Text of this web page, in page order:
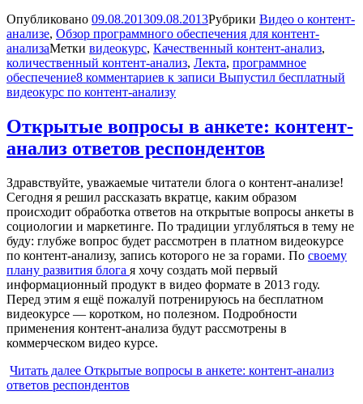
Опубликовано 09.08.201309.08.2013Рубрики Видео о контент-
анализе, Обзор программного обеспечения для контент-
анализаМетки видеокурс, Качественный контент-анализ,
количественный контент-анализ, Лекта, программное
обеспечение8 комментариев к записи Выпустил бесплатный
видеокурс по контент-анализу
Открытые вопросы в анкете: контент-
анализ ответов респондентов
Здравствуйте, уважаемые читатели блога о контент-анализе!
Сегодня я решил рассказать вкратце, каким образом
происходит обработка ответов на открытые вопросы анкеты в
социологии и маркетинге. По традиции углубляться в тему не
буду: глубже вопрос будет рассмотрен в платном видеокурсе
по контент-анализу, запись которого не за горами. По своему
плану развития блога я хочу создать мой первый
информационный продукт в видео формате в 2013 году.
Перед этим я ещё пожалуй потренируюсь на бесплатном
видеокурсе — коротком, но полезном. Подробности
применения контент-анализа будут рассмотрены в
коммерческом видео курсе.
Читать далее Открытые вопросы в анкете: контент-анализ
ответов респондентов